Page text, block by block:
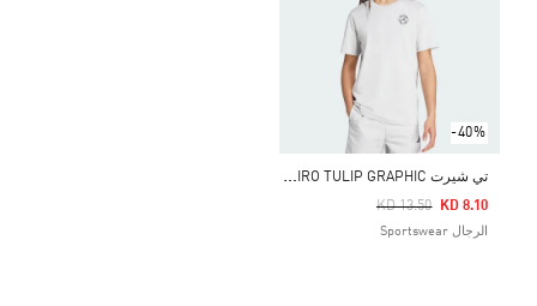
-40%
ت
ي شيرت HOUSE OF TIRO TULIP GRAPHIC
Price Reduced From
KD 13.50
To KD 8.10
الرجال Sportswear